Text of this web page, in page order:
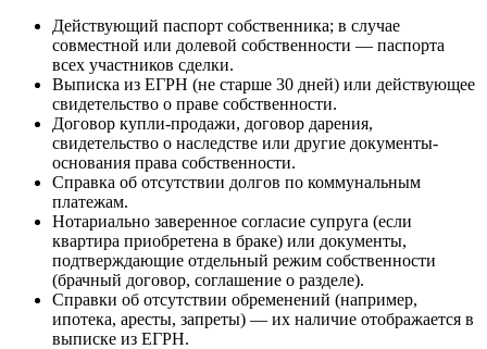
Действующий паспорт собственника; в случае
совместной или долевой собственности — паспорта
всех участников сделки.
Выписка из ЕГРН (не старше 30 дней) или действующее
свидетельство о праве собственности.
Договор купли-продажи, договор дарения,
свидетельство о наследстве или другие документы-
основания права собственности.
Справка об отсутствии долгов по коммунальным
платежам.
Нотариально заверенное согласие супруга (если
квартира приобретена в браке) или документы,
подтверждающие отдельный режим собственности
(брачный договор, соглашение о разделе).
Справки об отсутствии обременений (например,
ипотека, аресты, запреты) — их наличие отображается в
выписке из ЕГРН.